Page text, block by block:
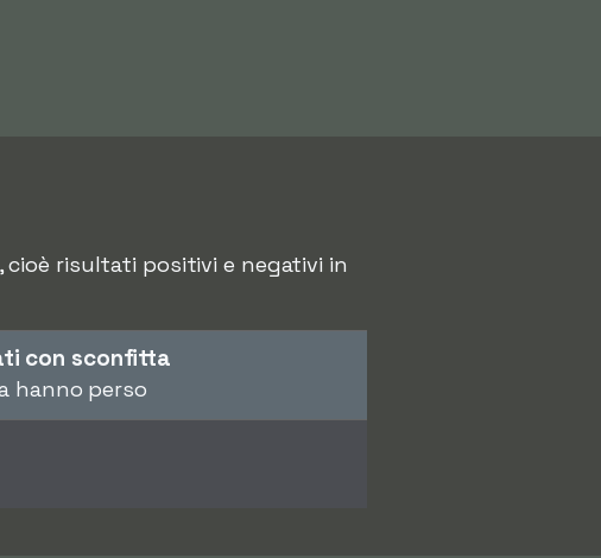
risultati positivi e negativi in
con sconfitta
hanno perso